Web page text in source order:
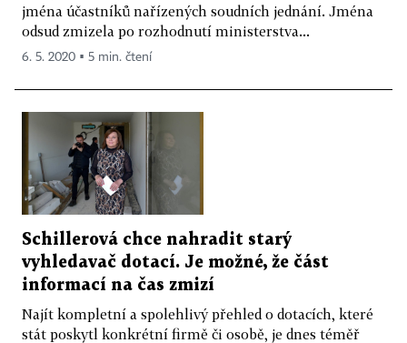
jména účastníků nařízených soudních jednání. Jména
odsud zmizela po rozhodnutí ministerstva...
6. 5. 2020 ▪ 5 min. čtení
Schillerová chce nahradit starý
vyhledavač dotací. Je možné, že část
informací na čas zmizí
Najít kompletní a spolehlivý přehled o dotacích, které
stát poskytl konkrétní firmě či osobě, je dnes téměř